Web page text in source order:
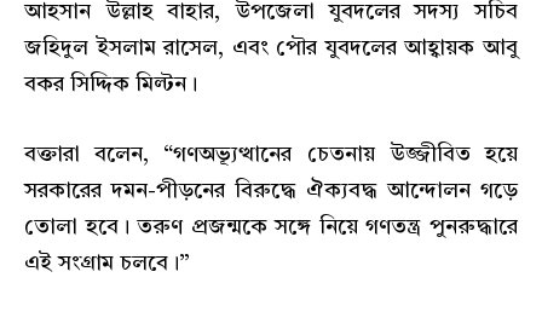
আহসান উল্লাহ বাহার, উপজেলা যুবদলের সদস্য সচিব
জহিদুল ইসলাম রাসেল, এবং পৌর যুবদলের আহ্বায়ক আবু
বকর সিদ্দিক মিল্টন।
বক্তারা বলেন, “গণঅভ্যূত্থানের চেতনায় উজ্জীবিত হয়ে
সরকারের দমন-পীড়নের বিরুদ্ধে ঐক্যবদ্ধ আন্দোলন গড়ে
তোলা হবে। তরুণ প্রজন্মকে সঙ্গে নিয়ে গণতন্ত্র পুনরুদ্ধারে
এই সংগ্রাম চলবে।”